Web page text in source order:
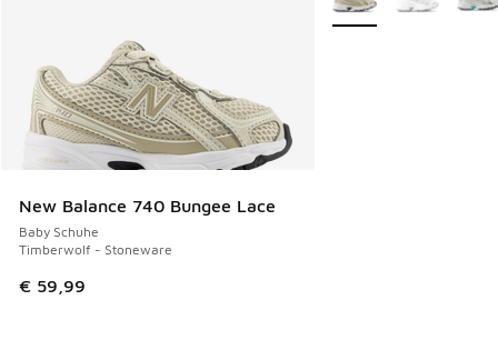
New Balance 740 Bungee Lace
Baby Schuhe
Timberwolf - Stoneware
€ 59,99